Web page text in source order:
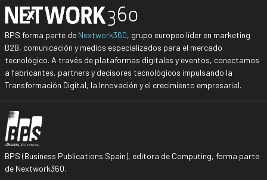
BPS forma parte de Nextwork360, grupo europeo líder en marketing
B2B, comunicación y medios especializados para el mercado
tecnológico. A través de plataformas digitales y eventos, conectamos
a fabricantes, partners y decisores tecnológicos impulsando la
Transformación Digital, la Innovación y el crecimiento empresarial.
BPS (Business Publications Spain), editora de Computing, forma parte
de Nextwork360.